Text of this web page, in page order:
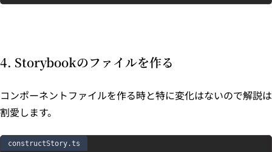
4. Storybookのファイルを作る
コンポーネントファイルを作る時と特に変化はないので解説は
割愛します。
constructStory.ts